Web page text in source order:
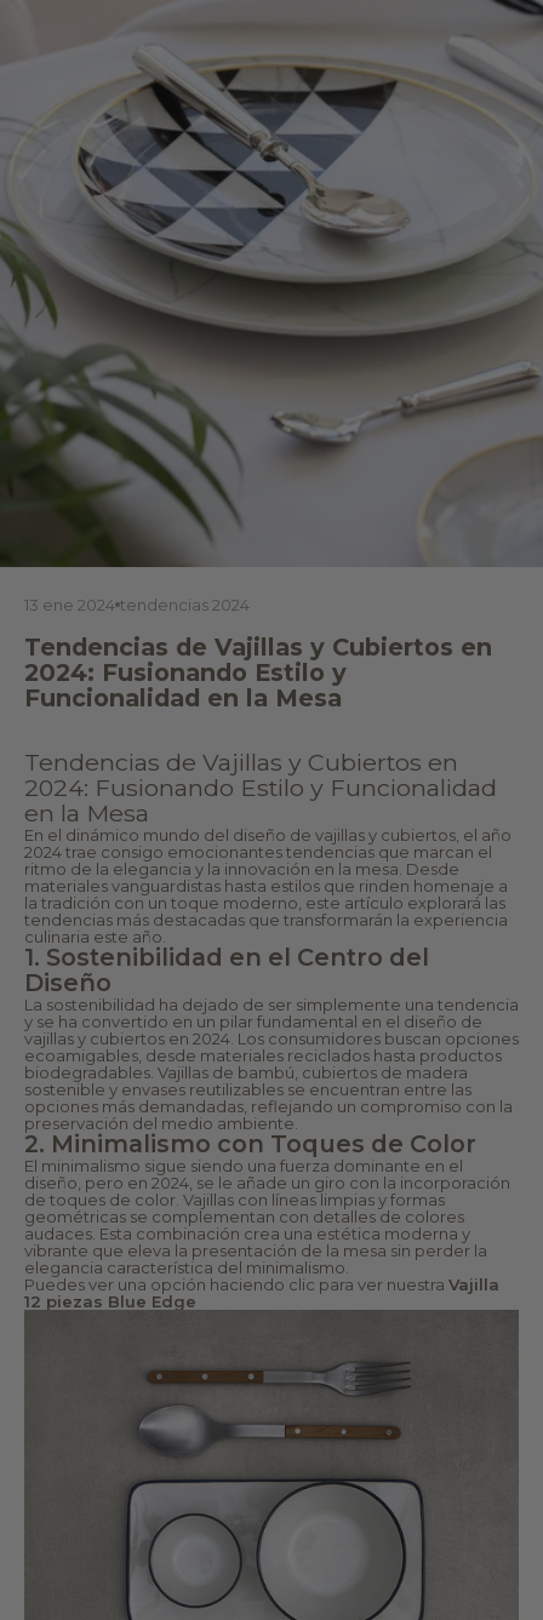
13 ene 2024 tendencias 2024
Tendencias de Vajillas y Cubiertos en
2024: Fusionando Estilo y
Funcionalidad en la Mesa
Tendencias de Vajillas y Cubiertos en
2024: Fusionando Estilo y Funcionalidad
en la Mesa
En el dinámico mundo del diseño de vajillas y cubiertos, el año
2024 trae consigo emocionantes tendencias que marcan el
ritmo de la elegancia y la innovación en la mesa. Desde
materiales vanguardistas hasta estilos que rinden homenaje a
la tradición con un toque moderno, este artículo explorará las
tendencias más destacadas que transformarán la experiencia
culinaria este año.
1. Sostenibilidad en el Centro del
Diseño
La sostenibilidad ha dejado de ser simplemente una tendencia
y se ha convertido en un pilar fundamental en el diseño de
vajillas y cubiertos en 2024. Los consumidores buscan opciones
ecoamigables, desde materiales reciclados hasta productos
biodegradables. Vajillas de bambú, cubiertos de madera
sostenible y envases reutilizables se encuentran entre las
opciones más demandadas, reflejando un compromiso con la
preservación del medio ambiente.
2. Minimalismo con Toques de Color
El minimalismo sigue siendo una fuerza dominante en el
diseño, pero en 2024, se le añade un giro con la incorporación
de toques de color. Vajillas con líneas limpias y formas
geométricas se complementan con detalles de colores
audaces. Esta combinación crea una estética moderna y
vibrante que eleva la presentación de la mesa sin perder la
elegancia característica del minimalismo.
Puedes ver una opción haciendo clic para ver nuestra Vajilla
12 piezas Blue Edge